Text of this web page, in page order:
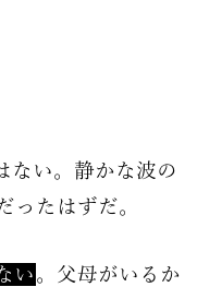
い。静かな波の
ったはずだ。
い 。父母がいるか